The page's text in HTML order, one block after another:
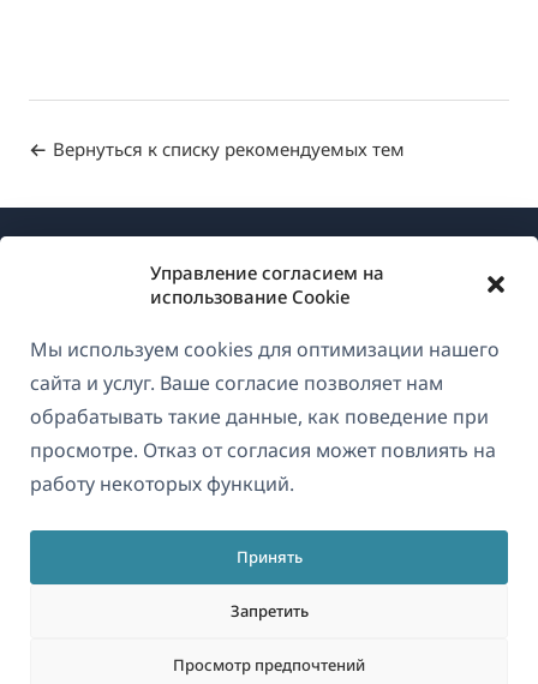
Управление согласием на
использование Cookie
Мы используем cookies для оптимизации нашего
сайта и услуг. Ваше согласие позволяет нам
обрабатывать такие данные, как поведение при
просмотре. Отказ от согласия может повлиять на
работу некоторых функций.
Принять
Запретить
Просмотр предпочтений
Вернуться к списку рекомендуемых тем
Русский
О WPML
GDPR и политика конфиденциальности
Присоединяйтесь к нашей команде
(открывается
в
новом
окне)
в
новом
окне)
в
окне)